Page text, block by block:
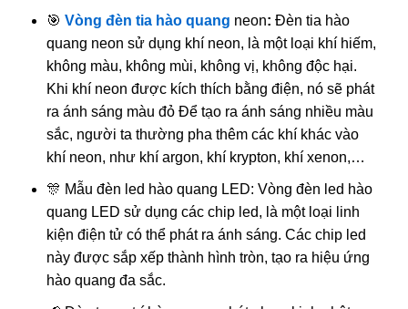
🎯 Vòng đèn tia hào quang neon: Đèn tia hào
quang neon sử dụng khí neon, là một loại khí hiếm,
không màu, không mùi, không vị, không độc hại.
Khi khí neon được kích thích bằng điện, nó sẽ phát
ra ánh sáng màu đỏ Để tạo ra ánh sáng nhiều màu
sắc, người ta thường pha thêm các khí khác vào
khí neon, như khí argon, khí krypton, khí xenon,…
🎊 Mẫu đèn led hào quang LED: Vòng đèn led hào
quang LED sử dụng các chip led, là một loại linh
kiện điện tử có thể phát ra ánh sáng. Các chip led
này được sắp xếp thành hình tròn, tạo ra hiệu ứng
hào quang đa sắc.